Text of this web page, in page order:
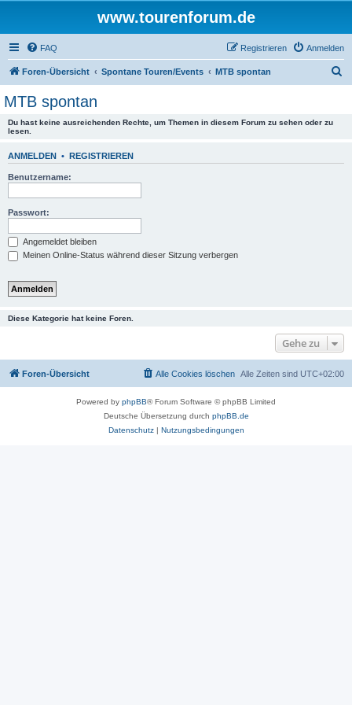
www.tourenforum.de
FAQ Anmelden
Registrieren
Foren-Übersicht Spontane Touren/Events MTB spontan
MTB spontan
Du hast keine ausreichenden Rechte, um Themen in diesem Forum zu sehen oder zu
lesen.
ANMELDEN • REGISTRIEREN
Benutzername:
Passwort:
Angemeldet bleiben
Meinen Online-Status während dieser Sitzung verbergen
Diese Kategorie hat keine Foren.
Gehe zu
Foren-Übersicht Alle Zeiten sind UTC+02:00
Alle Cookies löschen
Powered by phpBB® Forum Software © phpBB Limited
Deutsche Übersetzung durch phpBB.de
Datenschutz| Nutzungsbedingungen